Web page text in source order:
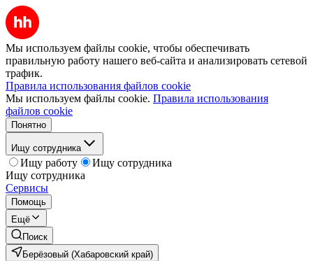
Мы используем файлы cookie, чтобы обеспечивать
правильную работу нашего веб-сайта и анализировать сетевой
трафик.
Правила использования файлов cookie
Мы используем файлы cookie. Правила использования
файлов cookie
Понятно
Ищу сотрудника
Ищу работу
Ищу сотрудника
Ищу сотрудника
Сервисы
Помощь
Ещё
Поиск
Берёзовый (Хабаровский край)